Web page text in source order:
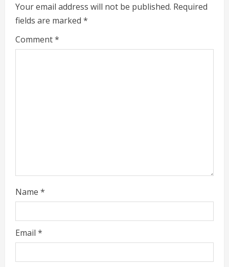
Your email address will not be published. Required
fields are marked *
Comment*
Name *
Email *